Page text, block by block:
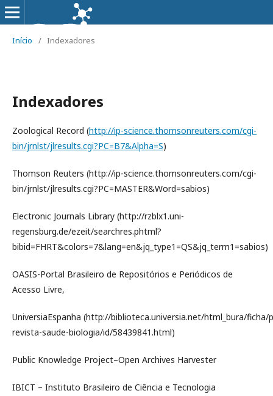
Início / Indexadores
Indexadores
Zoological Record (http://ip-science.thomsonreuters.com/cgi-
bin/jrnlst/jlresults.cgi?PC=B7&Alpha=S)
Thomson Reuters (http://ip-science.thomsonreuters.com/cgi-
bin/jrnlst/jlresults.cgi?PC=MASTER&Word=sabios)
Electronic Journals Library (http://rzblx1.uni-
regensburg.de/ezeit/searchres.phtml?
bibid=FHRT&colors=7&lang=en&jq_type1=QS&jq_term1=sabios)
OASIS-Portal Brasileiro de Repositórios e Periódicos de
Acesso Livre,
UniversiaEspanha (http://biblioteca.universia.net/html_bura/
revista-saude-biologia/id/58439841.html)
Public Knowledge Project–Open Archives Harvester
IBICT – Instituto Brasileiro de Ciência e Tecnologia